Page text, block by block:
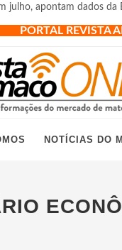
julho, apontam dados da
PORTAL
NOTÍCIAS DO